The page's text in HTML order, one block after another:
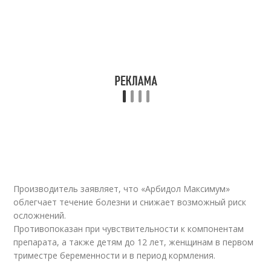
Производитель заявляет, что «Арбидол Максимум»
облегчает течение болезни и снижает возможный риск
осложнений.
Противопоказан при чувствительности к компонентам
препарата, а также детям до 12 лет, женщинам в первом
триместре беременности и в период кормления.